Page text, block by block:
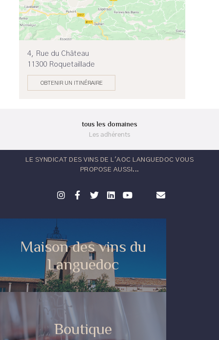
4, Rue du Château
11300 Roquetaillade
OBTENIR UN ITINÉRAIRE
tous les domaines
Les adhérents
LE SYNDICAT DES VINS DE L'AOC LANGUEDOC VOUS
PROPOSE AUSSI...
Maison des vins du
Languedoc
Boutique